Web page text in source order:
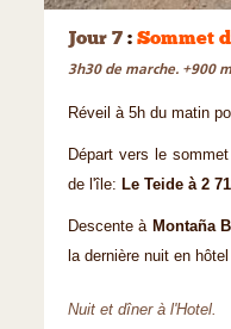
Jour 7 : Sommet
3h30 de marche. +900
Réveil à 5h du matin
Départ vers le
de l'île: Le Teide à 2
Descente à Montaña
la dernière nuit en
Nuit et dîner à l'Hotel.